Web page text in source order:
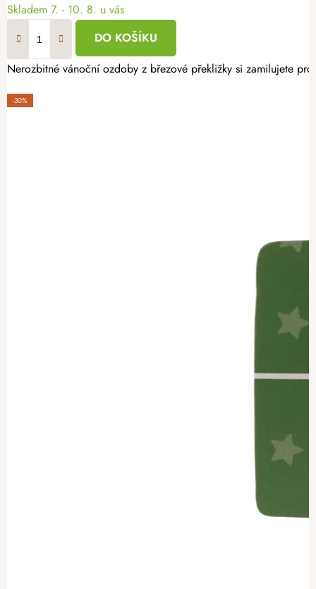
Skladem 7. - 10. 8. u vás
DO KOŠÍKU
Nerozbitné vánoční ozdoby z březové překližky si zamilujete
-30%